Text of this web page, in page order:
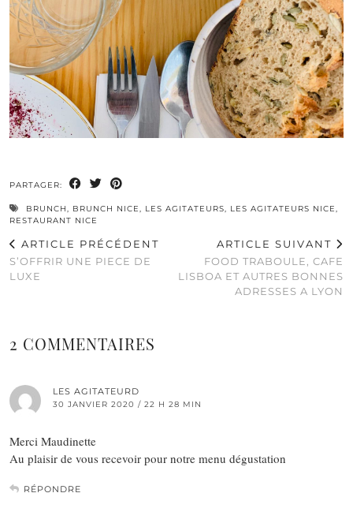
PARTAGER:
BRUNCH BRUNCH NICE LES AGITATEURS LES AGITATEURS NICE
RESTAURANT NICE
ARTICLE PRÉCÉDENT
S’OFFRIR UNE PIECE DE
LUXE
ARTICLE SUIVANT
FOOD TRABOULE, CAFE
LISBOA ET AUTRES BONNES
ADRESSES A LYON
2 COMMENTAIRES
LES AGITATEURD
30 JANVIER 2020 / 22 H 28 MIN
Merci Maudinette
Au plaisir de vous recevoir pour notre menu dégustation
RÉPONDRE